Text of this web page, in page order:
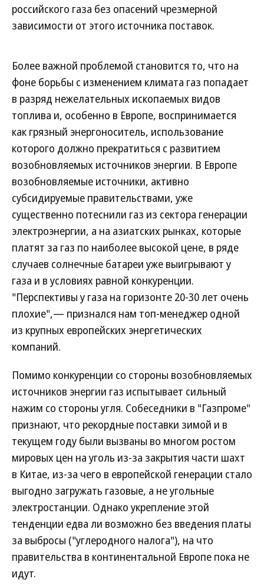
российского газа без опасений чрезмерной
зависимости от этого источника поставок.
Более важной проблемой становится то, что на
фоне борьбы с изменением климата газ попадает
в разряд нежелательных ископаемых видов
топлива и, особенно в Европе, воспринимается
как грязный энергоноситель, использование
которого должно прекратиться с развитием
возобновляемых источников энергии. В Европе
возобновляемые источники, активно
субсидируемые правительствами, уже
существенно потеснили газ из сектора генерации
электроэнергии, а на азиатских рынках, которые
платят за газ по наиболее высокой цене, в ряде
случаев солнечные батареи уже выигрывают у
газа и в условиях равной конкуренции.
"Перспективы у газа на горизонте 20-30 лет очень
плохие",— признался нам топ-менеджер одной
из крупных европейских энергетических
компаний.
Помимо конкуренции со стороны возобновляемых
источников энергии газ испытывает сильный
нажим со стороны угля. Собеседники в "Газпроме"
признают, что рекордные поставки зимой и в
текущем году были вызваны во многом ростом
мировых цен на уголь из-за закрытия части шахт
в Китае, из-за чего в европейской генерации стало
выгодно загружать газовые, а не угольные
электростанции. Однако укрепление этой
тенденции едва ли возможно без введения платы
за выбросы ("углеродного налога"), на что
правительства в континентальной Европе пока не
идут.